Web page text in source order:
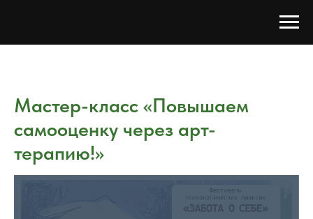
Мастер-класс «Повышаем
самооценку через арт-
терапию!»